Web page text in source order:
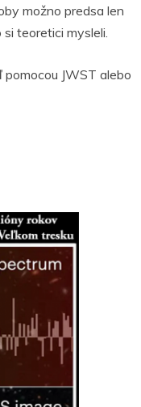
možno predsa len
teoretici mysleli.
JWST alebo